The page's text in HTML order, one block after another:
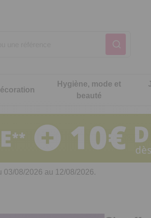
Notre produit du
Notre produit du
Notre produit du
Hygiène, mode et
beauté
Notre produit du
Notre produit du
Notre produit du
03/08/2026 au 12/08/2026.